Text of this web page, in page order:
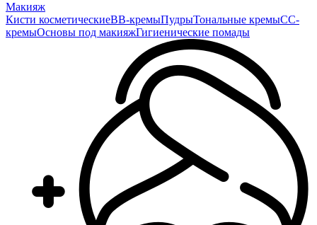
Макияж
Кисти косметическиеBB-кремыПудрыТональные кремыCC-
кремыОсновы под макияжГигиенические помады